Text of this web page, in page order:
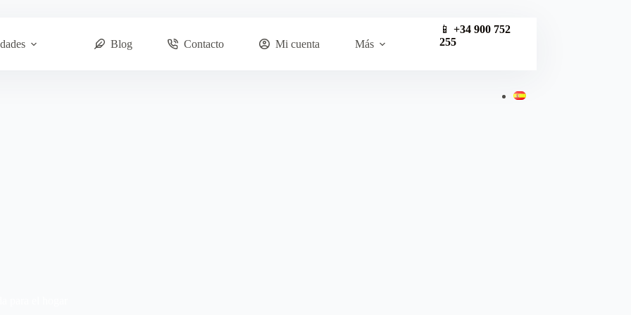
Blog Contacto Mi cuenta Más
📱 +34 900 752
255